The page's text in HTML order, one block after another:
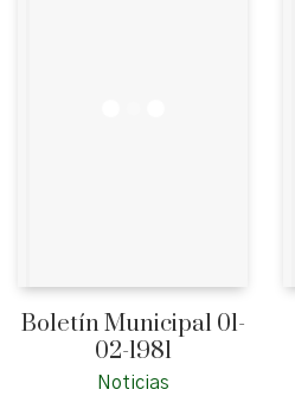
Boletín Municipal 01-
02-1981
Noticias